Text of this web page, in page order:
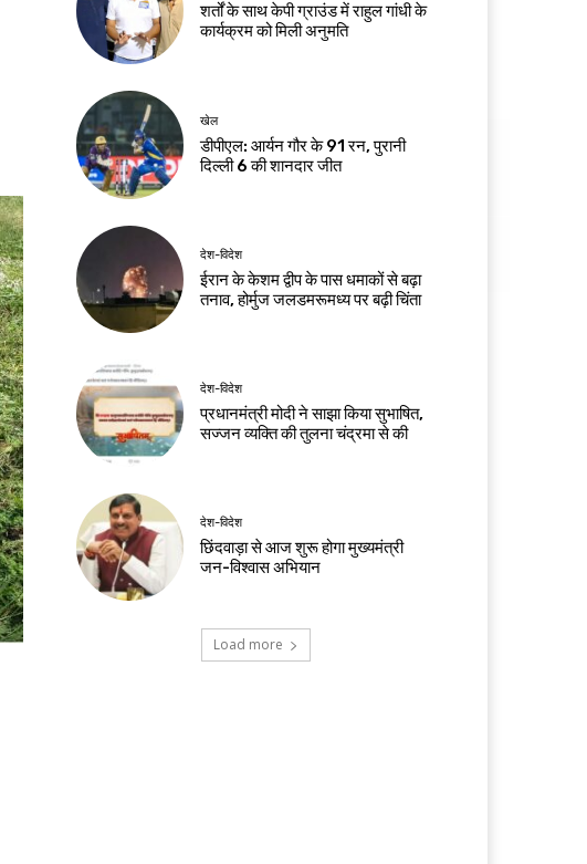
शर्तों के साथ केपी ग्राउंड में राहुल गांधी के
कार्यक्रम को मिली अनुमति
खेल
डीपीएल: आर्यन गौर के 91 रन, पुरानी
दिल्ली 6 की शानदार जीत
देश-विदेश
ईरान के केशम द्वीप के पास धमाकों से बढ़ा
तनाव, होर्मुज जलडमरूमध्य पर बढ़ी चिंता
देश-विदेश
प्रधानमंत्री मोदी ने साझा किया सुभाषित,
सज्जन व्यक्ति की तुलना चंद्रमा से की
देश-विदेश
छिंदवाड़ा से आज शुरू होगा मुख्यमंत्री
जन-विश्वास अभियान
Load more